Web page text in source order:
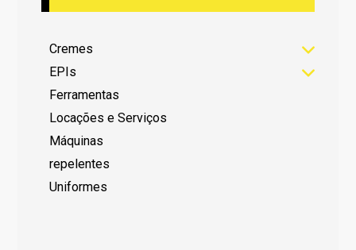
Cremes
EPIs
Ferramentas
Locações e Serviços
Máquinas
repelentes
Uniformes